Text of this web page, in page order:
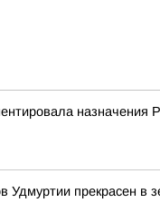
назначения
Удмуртии прекрасен